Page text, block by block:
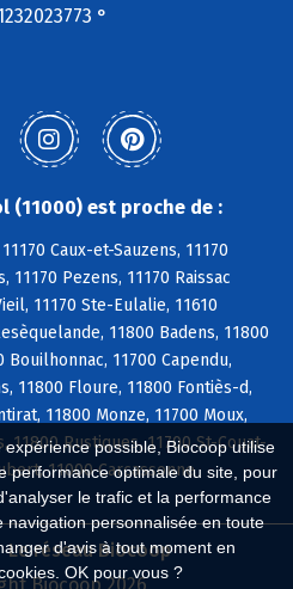
possible, Biocoop utilise
performance optimale du site, pour
le trafic et la performance
personnalisée en toute
d'avis à tout moment en
OK pour vous ?
°
(11000) est proche de :
Caux-et-Sauzens, 11170
Pezens, 11170 Raissac
11170 Ste-Eulalie, 11610
11800 Badens, 11800
Bouilhonnac, 11700 Capendu,
11800 Floure, 11800 Fontiès-d,
11800 Monze, 11700 Moux,
11800 Rustiques, 11700 St-Couat-
11000 Carcassonne
Le réseau Biocoop